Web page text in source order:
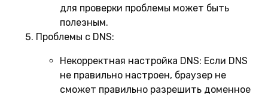
для проверки проблемы может быть
полезным.
Проблемы с DNS:
Некорректная настройка DNS: Если DNS
не правильно настроен, браузер не
сможет правильно разрешить доменное